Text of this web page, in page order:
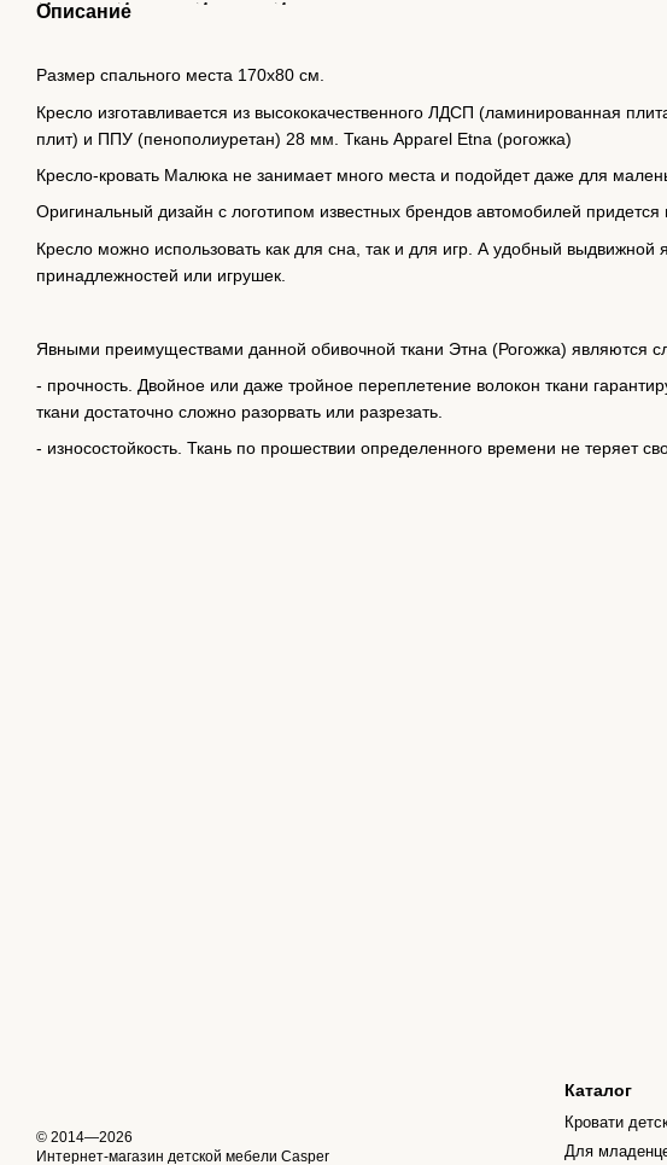
Описание
Размер спального места 170х80 см.
Кресло изготавливается из высококачественного ЛДСП (ламинированная
плит) и ППУ (пенополиуретан) 28 мм. Ткань Apparel Etna (рогожка)
Кресло-кровать Малюка не занимает много места и подойдет даже для
Оригинальный дизайн с логотипом известных брендов автомобилей
Кресло можно использовать как для сна, так и для игр. А удобный
принадлежностей или игрушек.
Явными преимуществами данной обивочной ткани Этна (Рогожка) являются
- прочность. Двойное или даже тройное переплетение волокон ткани
ткани достаточно сложно разорвать или разрезать.
- износостойкость. Ткань по прошествии определенного времени не теряет
© 2014—2026
Интернет-магазин детской мебели Casper
Каталог
Кровати
Для